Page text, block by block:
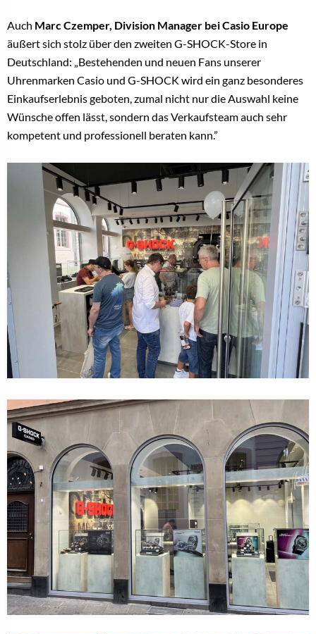
Auch Marc Czemper, Division Manager bei Casio Europe
äußert sich stolz über den zweiten G-SHOCK-Store in
Deutschland: „Bestehenden und neuen Fans unserer
Uhrenmarken Casio und G-SHOCK wird ein ganz besonderes
Einkaufserlebnis geboten, zumal nicht nur die Auswahl keine
Wünsche offen lässt, sondern das Verkaufsteam auch sehr
kompetent und professionell beraten kann.”